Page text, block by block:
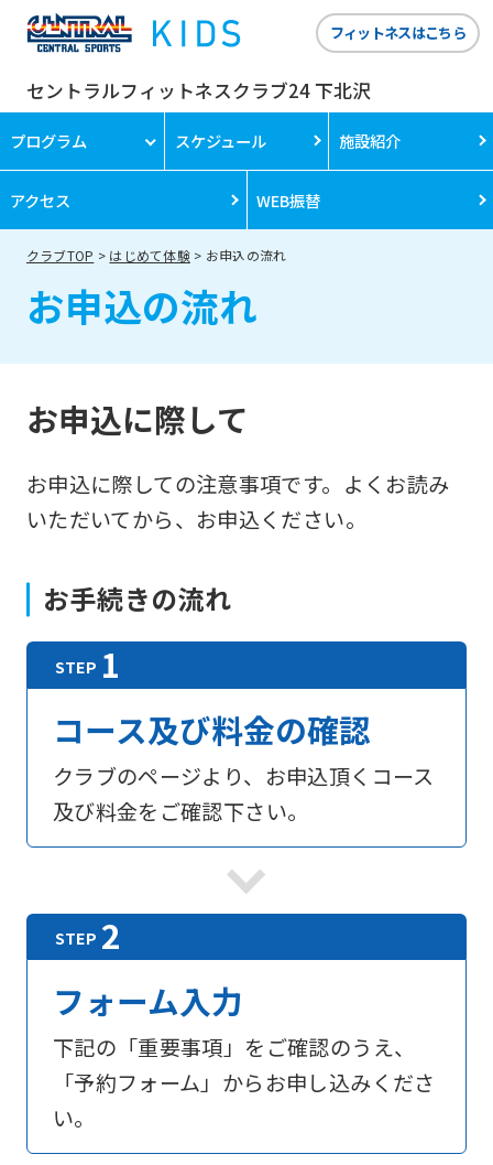
セントラルフィットネスクラブ24 下北沢
フィットネスはこちら
プログラム スケジュール 施設紹介
アクセス WEB振替
クラブTOP はじめて体験 お申込の流れ
お申込の流れ
お申込に際して
お申込に際しての注意事項です。よくお読み
いただいてから、お申込ください。
お手続きの流れ
コース及び料金の確認
クラブのページより、お申込頂くコース
及び料金をご確認下さい。
フォーム入力
下記の「重要事項」をご確認のうえ、
「予約フォーム」からお申し込みくださ
い。